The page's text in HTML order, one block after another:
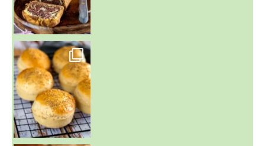
~ BUNS MAISON ~
Un peu de boulange par ici au